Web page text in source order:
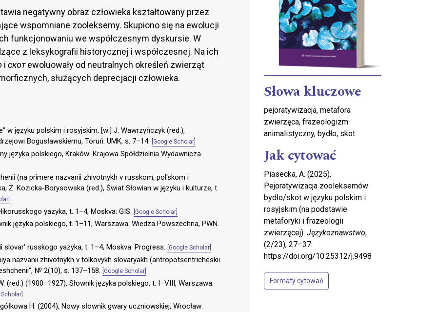
negatywny obraz człowieka kształtowany przez
wspomniane zooleksemy. Skupiono się na ewolucji
funkcjonowaniu we współczesnym dyskursie. W
z leksykografii historycznej i współczesnej. Na ich
i скотewoluowały od neutralnych określeń zwierząt
służących deprecjacji człowieka.
w języku polskim i rosyjskim, [w:] J. Wawrzyńczyk (red.),
Bogusławskiemu, Toruń: UMK, s. 7–14.
[Google Scholar]
języka polskiego, Kraków: Krajowa Spółdzielnia Wydawnicza.
(na primere nazvanii zhivotnykh v russkom, pol'skom i
Ż. Kozicka-Borysowska (red.), Świat Słowian w języku i kulturze, t.
yazyka, t. 1–4, Moskva: GIS. [Google Scholar]
języka polskiego, t. 1–11, Warszawa: Wiedza Powszechna, PWN.
slovar' russkogo yazyka, t. 1–4, Moskva: Progress. [Google Scholar]
nazvanii zhivotnykh v tolkovykh slovaryakh (antropotsentricheskii
№ 2(10), s. 137–158.
[Google Scholar]
(red.) (1900–1927), Słownik języka polskiego, t. I–VIII, Warszawa:
Scholar]
H. (2004), Nowy słownik gwary uczniowskiej, Wrocław:
Słowa kluczowe
pejoratywizacja, metafora
zwierzęca, frazeologizm
animalistyczny, bydło, skot
Jak cytować
Piasecka, A. (2025).
Pejoratywizacja zooleksemów
bydło/skot w języku polskim i
rosyjskim (na podstawie
metaforyki i frazeologii
zwierzęcej). Językoznawstwo,
(2/23), 27–37.
https://doi.org/10.25312/j.9498
Formaty cytowań